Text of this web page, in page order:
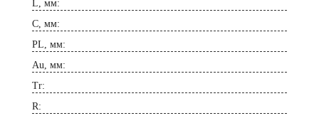
L, мм:
C, мм:
PL, мм:
Au, мм:
Tr:
R: